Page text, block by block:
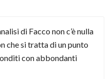
di Facco non c’è nulla
che si tratta di un punto
con abbondanti